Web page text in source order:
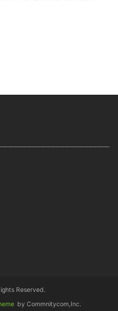
Reserved.
by Commnitycom,Inc.